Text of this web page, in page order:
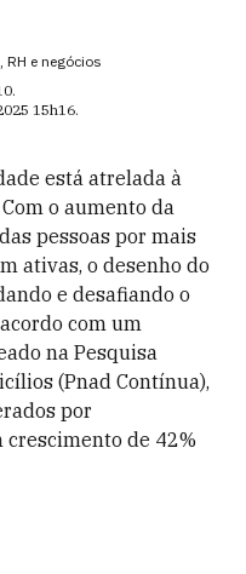
e negócios
.
15h16.
está atrelada à
o aumento da
pessoas por mais
ativas, o desenho do
e desafiando o
com um
na Pesquisa
(Pnad Contínua),
por
crescimento de 42%